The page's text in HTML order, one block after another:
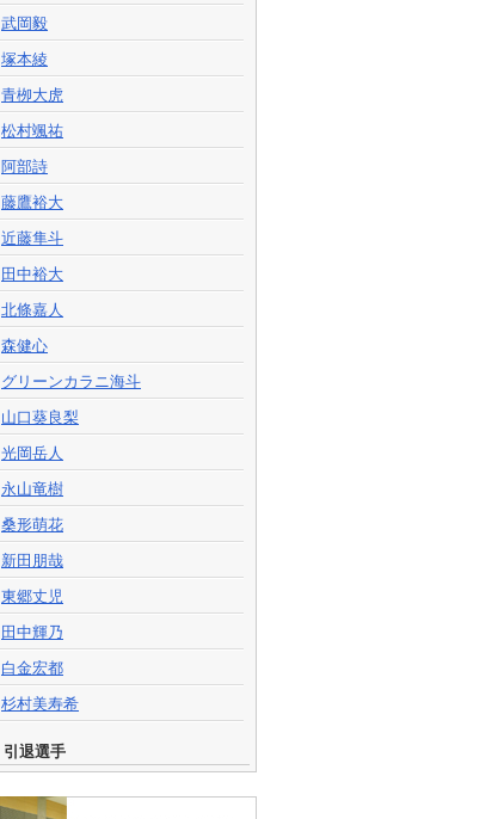
武岡毅
塚本綾
青栁大虎
松村颯祐
阿部詩
藤鷹裕大
近藤隼斗
田中裕大
北條嘉人
森健心
グリーンカラニ海斗
山口葵良梨
光岡岳人
永山竜樹
桑形萌花
新田朋哉
東郷丈児
田中輝乃
白金宏都
杉村美寿希
引退選手